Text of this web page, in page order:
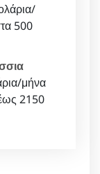
500
μήνα
2150